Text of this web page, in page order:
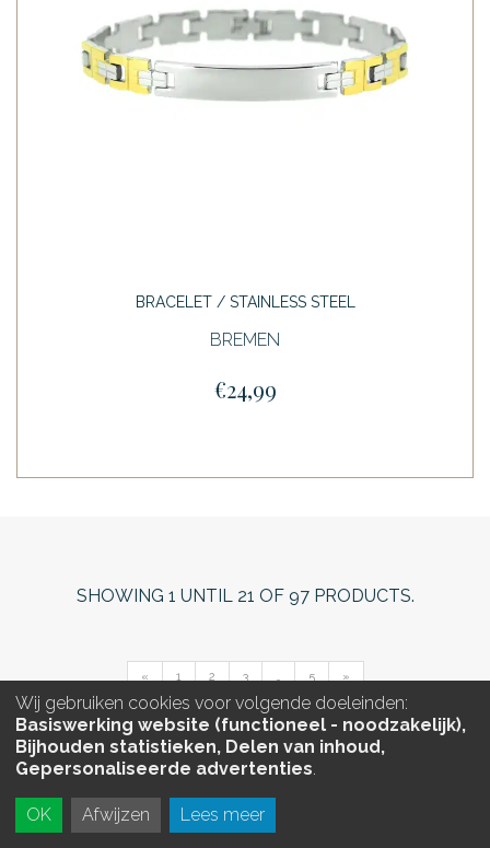
BRACELET / STAINLESS STEEL
BREMEN
€24,99
SHOWING 1 UNTIL 21 OF 97PRODUCTS.
« 1 2 3 … 5 »
Wij gebruiken cookies voor volgende doeleinden:
Basiswerking website (functioneel - noodzakelijk),
Bijhouden statistieken, Delen van inhoud,
Gepersonaliseerde advertenties.
OK Afwijzen Lees meer